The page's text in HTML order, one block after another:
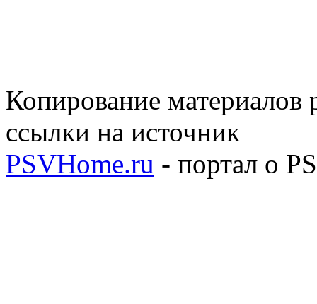
Копирование материалов
ссылки на источник
PSVHome.ru - портал о